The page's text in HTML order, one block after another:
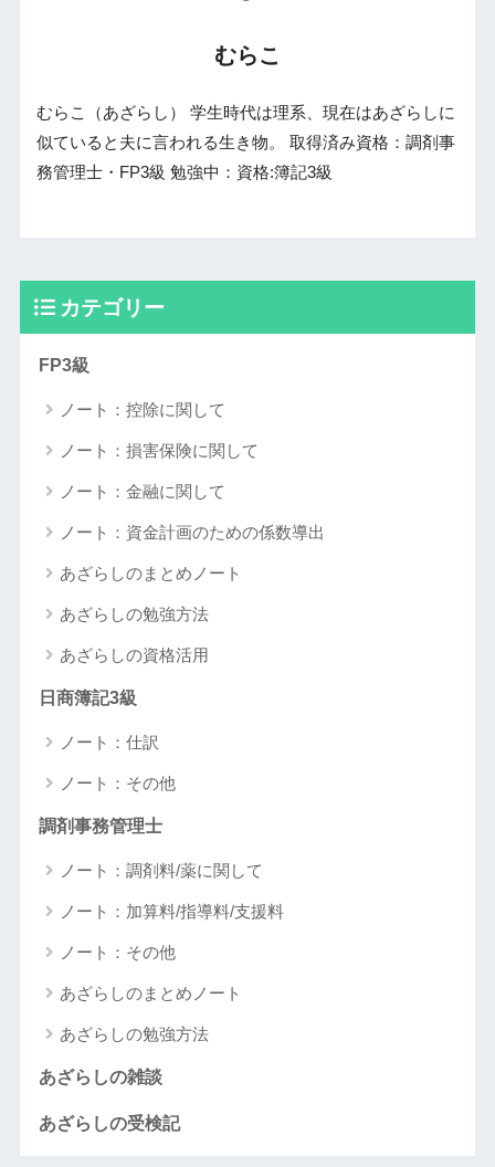
むらこ
むらこ（あざらし） 学生時代は理系、現在はあざらしに
似ていると夫に言われる生き物。 取得済み資格：調剤事
務管理士・FP3級 勉強中：資格:簿記3級
カテゴリー
FP3級
ノート：控除に関して
ノート：損害保険に関して
ノート：金融に関して
ノート：資金計画のための係数導出
あざらしのまとめノート
あざらしの勉強方法
あざらしの資格活用
日商簿記3級
ノート：仕訳
ノート：その他
調剤事務管理士
ノート：調剤料/薬に関して
ノート：加算料/指導料/支援料
ノート：その他
あざらしのまとめノート
あざらしの勉強方法
あざらしの雑談
あざらしの受検記